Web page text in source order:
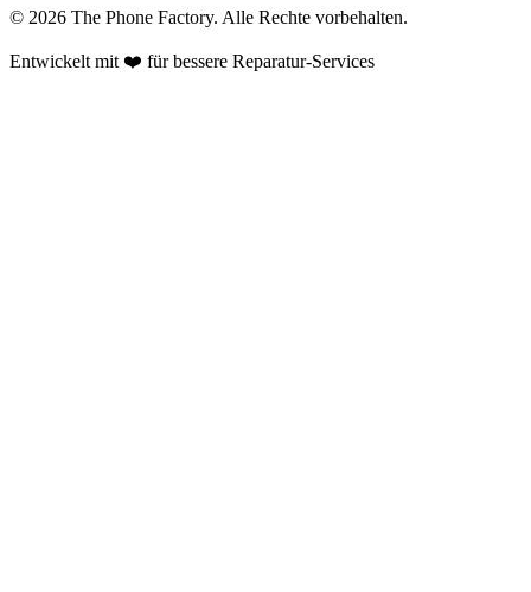
© 2026 The Phone Factory. Alle Rechte vorbehalten.
Entwickelt mit ❤️ für bessere Reparatur-Services